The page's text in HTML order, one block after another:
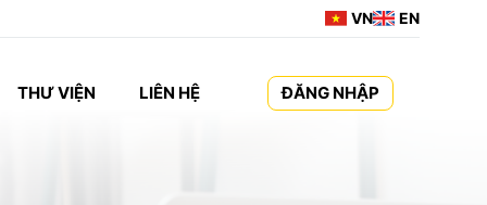
VN EN
THƯ VIỆN LIÊN HỆ ĐĂNG NHẬP